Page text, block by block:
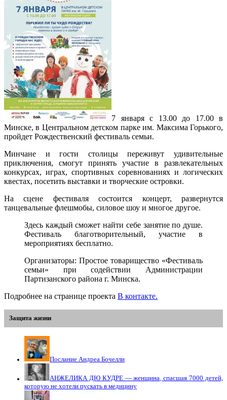
7 января с 13.00 до 17.00 в
Минске, в Центральном детском парке им. Максима Горького,
пройдет Рождественский фестиваль семьи.
Минчане и гости столицы переживут удивительные
приключения, смогут принять участие в развлекательных
конкурсах, играх, спортивных соревнованиях и логических
квестах, посетить выставки и творческие островки.
На сцене фестиваля состоится концерт, развернутся
танцевальные флешмобы, силовое шоу и многое другое.
Здесь каждый сможет найти себе занятие по душе.
Фестиваль благотворительный, участие в
мероприятиях бесплатно.
Организаторы: Простое товарищество «Фестиваль
семьи» при содействии Администрации
Партизанского района г. Минска.
Подробнее на странице проекта В контакте.
Защита жизни
Послание Андреа Бочелли
АНЖЕЛИКА ДЮ КУДРЕ — женщина, спасшая 7000 детей,
которую не хотели пускать в медицину